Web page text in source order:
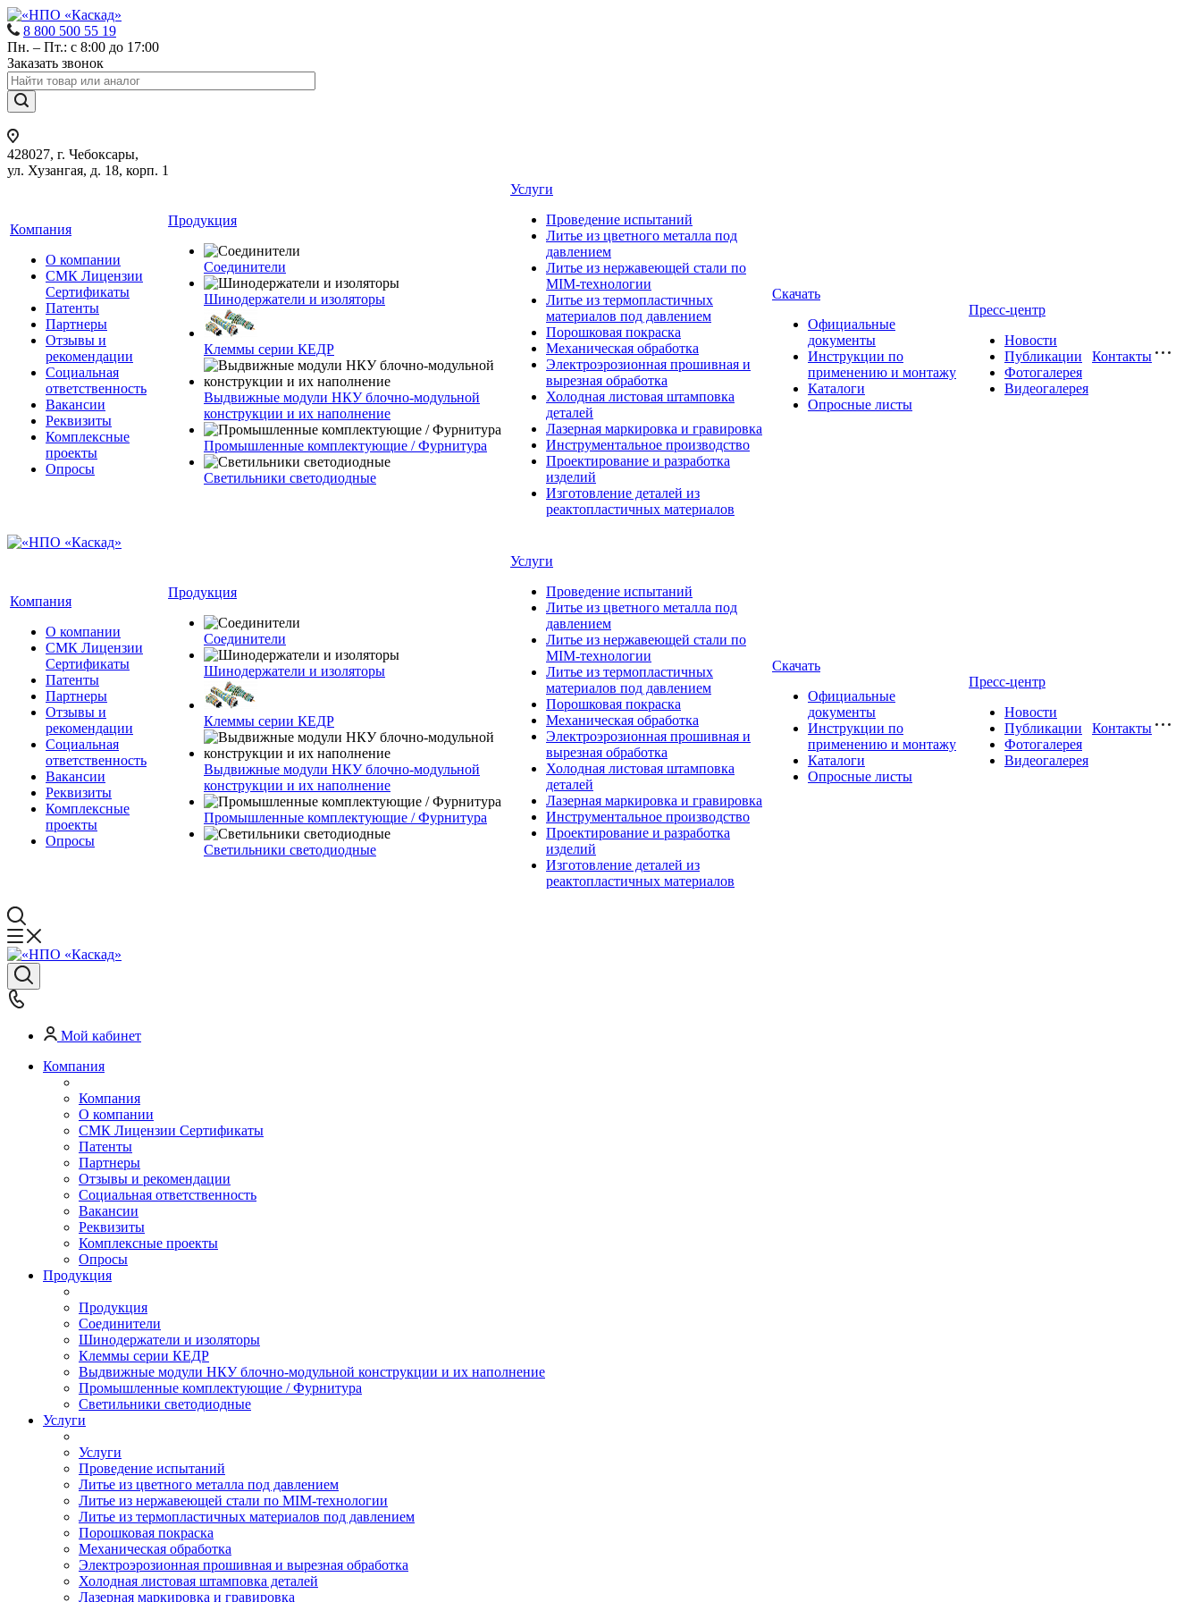
8 800 500 55 19
Пн. – Пт.: с 8:00 до 17:00
Заказать звонок
428027, г. Чебоксары,
ул. Хузангая, д. 18, корп. 1
Компания
О компании
СМК Лицензии
Сертификаты
Патенты
Партнеры
Отзывы и
рекомендации
Социальная
ответственность
Вакансии
Реквизиты
Комплексные
проекты
Опросы
Продукция
Соединители
Шинодержатели и изоляторы
Клеммы серии КЕДР
Выдвижные модули НКУ блочно-модульной
конструкции и их наполнение
Промышленные комплектующие / Фурнитура
Светильники светодиодные
Услуги
Проведение испытаний
Литье из цветного металла под
давлением
Литье из нержавеющей стали по
MIM-технологии
Литье из термопластичных
материалов под давлением
Порошковая покраска
Механическая обработка
Электроэрозионная прошивная и
вырезная обработка
Холодная листовая штамповка
деталей
Лазерная маркировка и гравировка
Инструментальное производство
Проектирование и разработка
изделий
Изготовление деталей из
реактопластичных материалов
Скачать
Официальные
документы
Инструкции по
применению и монтажу
Каталоги
Опросные листы
Пресс-центр
Новости
Публикации
Фотогалерея
Видеогалерея
Контакты
Компания
О компании
СМК Лицензии
Сертификаты
Патенты
Партнеры
Отзывы и
рекомендации
Социальная
ответственность
Вакансии
Реквизиты
Комплексные
проекты
Опросы
Продукция
Соединители
Шинодержатели и изоляторы
Клеммы серии КЕДР
Выдвижные модули НКУ блочно-модульной
конструкции и их наполнение
Промышленные комплектующие / Фурнитура
Светильники светодиодные
Услуги
Проведение испытаний
Литье из цветного металла под
давлением
Литье из нержавеющей стали по
MIM-технологии
Литье из термопластичных
материалов под давлением
Порошковая покраска
Механическая обработка
Электроэрозионная прошивная и
вырезная обработка
Холодная листовая штамповка
деталей
Лазерная маркировка и гравировка
Инструментальное производство
Проектирование и разработка
изделий
Изготовление деталей из
реактопластичных материалов
Скачать
Официальные
документы
Инструкции по
применению и монтажу
Каталоги
Опросные листы
Пресс-центр
Новости
Публикации
Фотогалерея
Видеогалерея
Контакты
Мой кабинет
Компания
Компания
О компании
СМК Лицензии Сертификаты
Патенты
Партнеры
Отзывы и рекомендации
Социальная ответственность
Вакансии
Реквизиты
Комплексные проекты
Опросы
Продукция
Продукция
Соединители
Шинодержатели и изоляторы
Клеммы серии КЕДР
Выдвижные модули НКУ блочно-модульной конструкции и их наполнение
Промышленные комплектующие / Фурнитура
Светильники светодиодные
Услуги
Услуги
Проведение испытаний
Литье из цветного металла под давлением
Литье из нержавеющей стали по MIM-технологии
Литье из термопластичных материалов под давлением
Порошковая покраска
Механическая обработка
Электроэрозионная прошивная и вырезная обработка
Холодная листовая штамповка деталей
Лазерная маркировка и гравировка